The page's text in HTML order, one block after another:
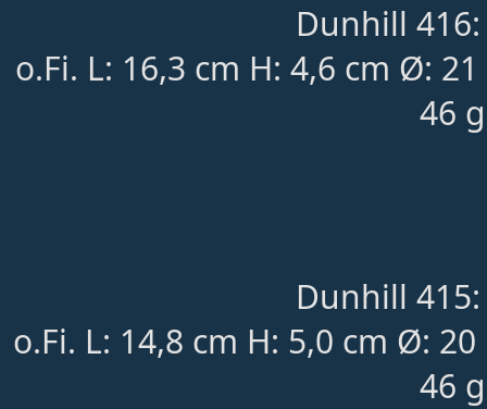
Dunhill
o.Fi. L: 16,3 cm H: 4,6 cm Ø:
46
Dunhill
o.Fi. L: 14,8 cm H: 5,0 cm Ø:
46